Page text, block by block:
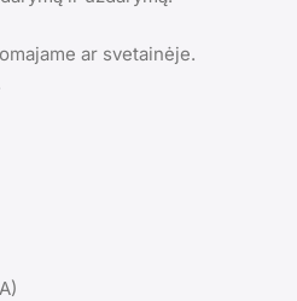
ar svetainėje.